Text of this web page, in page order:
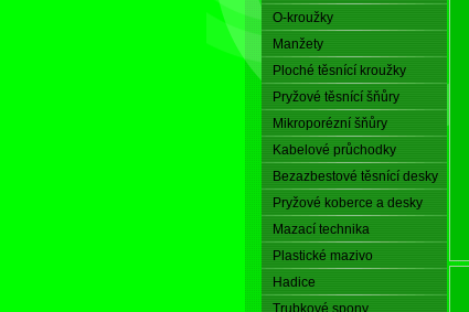
O-kroužky
Manžety
Ploché těsnící kroužky
Pryžové těsnící šňůry
Mikroporézní šňůry
Kabelové průchodky
Bezazbestové těsnící desky
Pryžové koberce a desky
Mazací technika
Plastické mazivo
Hadice
Trubkové spony